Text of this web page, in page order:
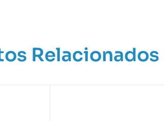
Relacionados